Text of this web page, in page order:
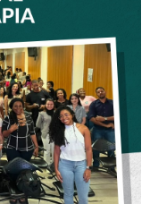
DO
DE
E